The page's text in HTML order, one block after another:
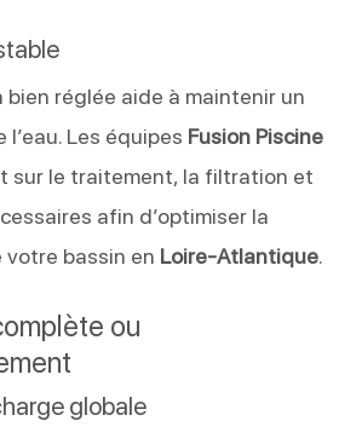
réglée aide à maintenir un
Les équipes Fusion Piscine
sur le traitement, la filtration et
afin d’optimiser la
votre bassin en Loire-Atlantique.
ou
globale